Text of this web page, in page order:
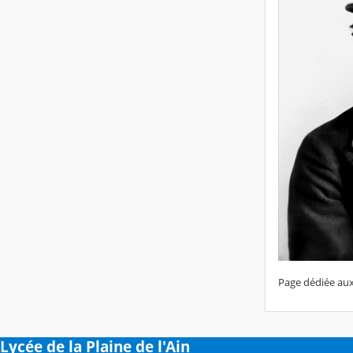
Page dédiée
Lycée de la Plaine de l'Ain